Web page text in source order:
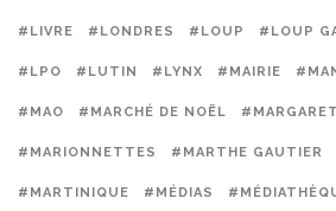
#LIVRE #LONDRES #LOUP #LOUP
#LPO #LUTIN #LYNX #MAIRIE
#MAO #MARCHÉ DE NOËL
#MARIONNETTES #MARTHE GAUTIER
#MARTINIQUE #MÉDIAS